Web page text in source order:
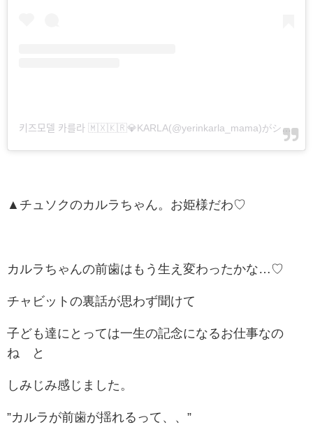
키즈모델 카를라 🇲🇽🇰🇷💎KARLA(@yerinkarla_mama)がシェアした投稿
▲チュソクのカルラちゃん。お姫様だわ♡
カルラちゃんの前歯はもう生え変わったかな…♡
チャビットの裏話が思わず聞けて
子ども達にとっては一生の記念になるお仕事なの
ね と
しみじみ感じました。
”カルラが前歯が揺れるって、、”